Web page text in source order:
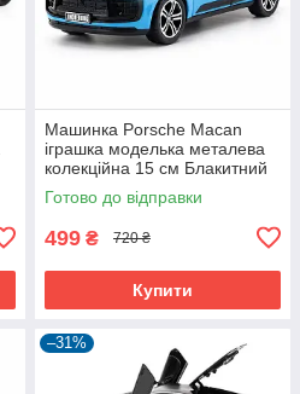
Машинка Porsche Macan
іграшка моделька металева
колекційна 15 см Блакитний
(61194)
Готово до відправки
499 ₴ 720 ₴
Купити
–31%